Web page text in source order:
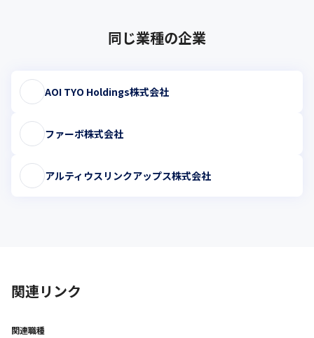
同じ業種の企業
AOI TYO Holdings株式会社
ファーボ株式会社
アルティウスリンクアップス株式会社
関連リンク
関連職種